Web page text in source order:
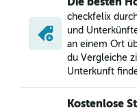
checkfelix
und
an einem Ort
du Vergleiche
Unterkunft
Kostenlose